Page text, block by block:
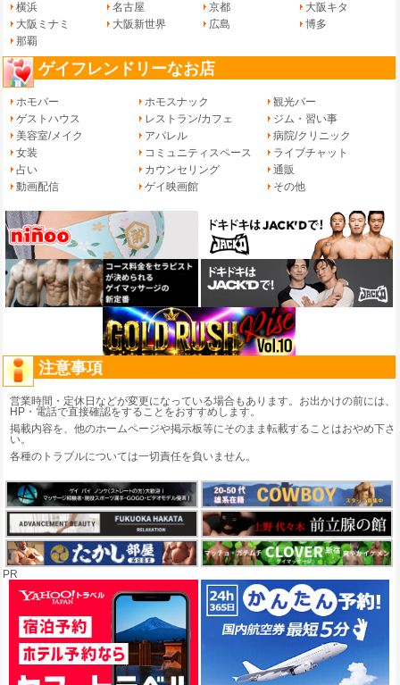
横浜
名古屋 京都
大阪キタ
大阪ミナミ
大阪新世界 広島
博多
那覇
ゲイフレンドリーなお店
ホモバー ホモスナック
観光バー
ゲストハウス
レストラン/カフェ
ジム・習い事
美容室/メイク
アパレル
病院/クリニック
女装
コミュニティスペース
ライブチャット
占い
カウンセリング
通販
動画配信
ゲイ映画館 その他
注意事項
営業時間・定休日などが変更になっている場合もあります。お出かけの前には、
HP・電話で直接確認をすることをおすすめします。
掲載内容を、他のホームページや掲示板等にそのまま転載することはおやめ下さ
い。
各種のトラブルについては一切責任を負いません。
PR